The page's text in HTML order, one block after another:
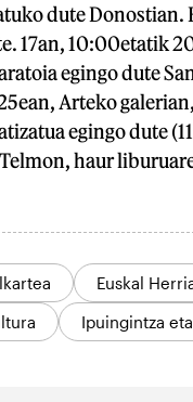
dute Donostian.
17an, 10:00etatik
egingo dute
Arteko
egingo dute
haur
Euskal
Ipuingintza